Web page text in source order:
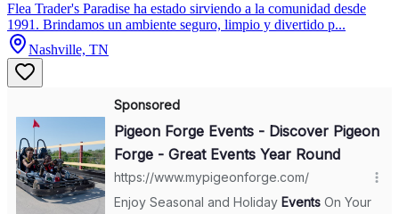
Flea Trader's Paradise ha estado sirviendo a la comunidad desde
1991. Brindamos un ambiente seguro, limpio y divertido p...
Nashville, TN